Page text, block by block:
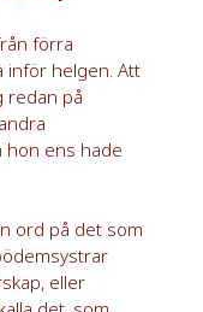
förra
inför helgen. Att
redan på
hon ens hade
ord på det som
eller